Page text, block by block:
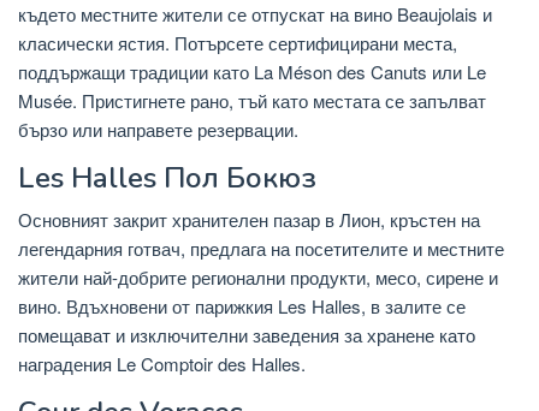
където местните жители се отпускат на вино Beaujolais и
класически ястия. Потърсете сертифицирани места,
поддържащи традиции като La Méson des Canuts или Le
Musée. Пристигнете рано, тъй като местата се запълват
бързо или направете резервации.
Les Halles Пол Бокюз
Основният закрит хранителен пазар в Лион, кръстен на
легендарния готвач, предлага на посетителите и местните
жители най-добрите регионални продукти, месо, сирене и
вино. Вдъхновени от парижкия Les Halles, в залите се
помещават и изключителни заведения за хранене като
наградения Le Comptoir des Halles.